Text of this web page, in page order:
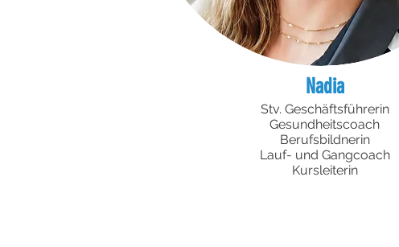
Nadia
Stv. Geschäftsführerin
Gesundheitscoach
Berufsbildnerin
Lauf- und Gangcoach
Kursleiterin